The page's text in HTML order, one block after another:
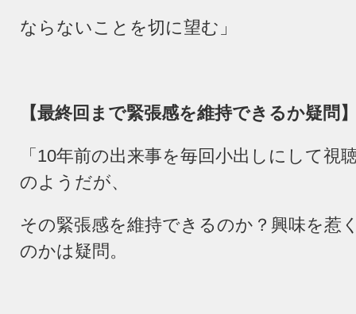
ならないことを切に望む」
【最終回まで緊張感を維持できるか疑問
「 10年前の出来事を毎回小出しにして視
のようだが、
その緊張感を維持できるのか？興味を惹
のかは疑問。